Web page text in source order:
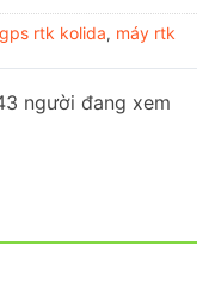
rtk kolida, máy rtk
người đang xem